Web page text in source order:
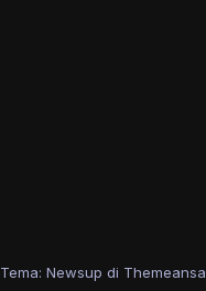
Tema: Newsup di